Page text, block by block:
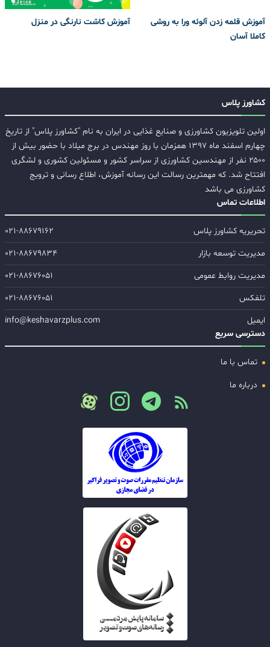
آموزش قلمه زدن آلوئه ورا به روشی
کاملا آسان
آموزش کاشت نارنگی در منزل
کشاورز پلاس
اولین تلویزیون کشاورزی و صنایع غذایی در ایران به نام "کشاورز پلاس" از تاریخ
چهارم اسفند ماه ۱۳۹۷ همزمان با روز مهندس در برج میلاد با حضور بیش از
۲۵۰۰ نفر از مهندسین کشاورزی از سراسر کشور و مسئولین کشوری و لشگری
افتتاح شد. که مهمترین رسالت این رسانه آموزش، اطلاع رسانی و ترویج
کشاورزی می باشد
اطلاعات تماس
تحریریه کشاورز پلاس
۰۲۱-۸۸۶۷۹۱۶۲
مدیریت توسعه بازار
۰۲۱-۸۸۶۷۹۸۳۴
مدیریت روابط عمومی
۰۲۱-۸۸۶۷۶۰۵۱
تلفکس
۰۲۱-۸۸۶۷۶۰۵۱
ایمیل
info@keshavarzplus.com
دسترسی سریع
تماس با ما
درباره ما